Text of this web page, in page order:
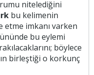
nitelediğini
bu kelimenin
etme imkanı varken
bu eylemi
böylece
birleştiği o korkunç